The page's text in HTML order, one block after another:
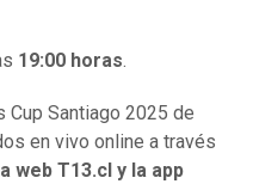
19:00 horas.
Cup Santiago 2025 de
en vivo online a través
web T13.cl y la app